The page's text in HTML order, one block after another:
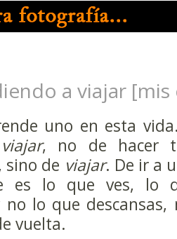
a viajar [mis
uno en esta
viajar, no de hacer
sino de viajar. De ir a
es lo que ves, lo
no lo que
vuelta.